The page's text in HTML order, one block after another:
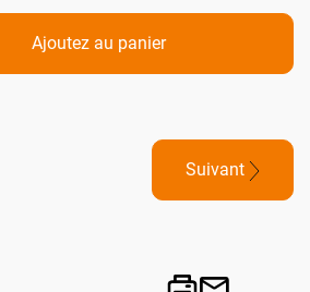
Ajoutez au panier
Suivant